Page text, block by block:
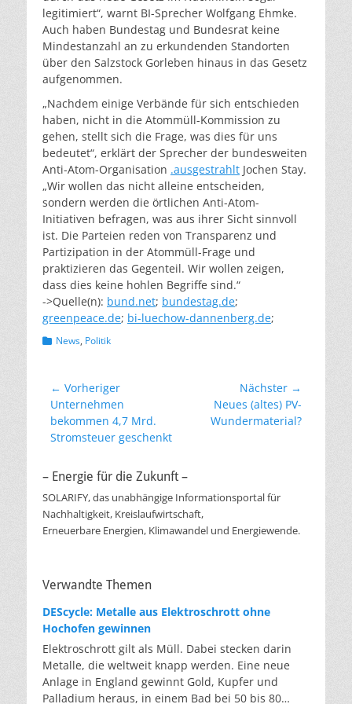
legitimiert“, warnt BI-Sprecher Wolfgang Ehmke.
Auch haben Bundestag und Bundesrat keine
Mindestanzahl an zu erkundenden Standorten
über den Salzstock Gorleben hinaus in das Gesetz
aufgenommen.
„Nachdem einige Verbände für sich entschieden
haben, nicht in die Atommüll-Kommission zu
gehen, stellt sich die Frage, was dies für uns
bedeutet“, erklärt der Sprecher der bundesweiten
Anti-Atom-Organisation .ausgestrahlt Jochen Stay.
„Wir wollen das nicht alleine entscheiden,
sondern werden die örtlichen Anti-Atom-
Initiativen befragen, was aus ihrer Sicht sinnvoll
ist. Die Parteien reden von Transparenz und
Partizipation in der Atommüll-Frage und
praktizieren das Gegenteil. Wir wollen zeigen,
dass dies keine hohlen Begriffe sind.“
->Quelle(n): bund.net; bundestag.de;
greenpeace.de; bi-luechow-dannenberg.de;
Kategorien
News, Politik
Beitragsnavigation
← Vorheriger
Vorheriger
Beitrag:
Unternehmen
bekommen 4,7 Mrd.
Stromsteuer geschenkt
Nächster →
Nächster
Beitrag:
Neues (altes) PV-
Wundermaterial?
– Energie für die Zukunft –
SOLARIFY, das unabhängige Informationsportal für
Nachhaltigkeit, Kreislaufwirtschaft,
Erneuerbare Energien, Klimawandel und Energiewende.
Verwandte Themen
DEScycle: Metalle aus Elektroschrott ohne
Hochofen gewinnen
Elektroschrott gilt als Müll. Dabei stecken darin
Metalle, die weltweit knapp werden. Eine neue
Anlage in England gewinnt Gold, Kupfer und
Palladium heraus, in einem Bad bei 50 bis 80